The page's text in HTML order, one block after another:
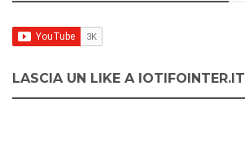
LASCIA UN LIKE A IOTIFOINTER.IT